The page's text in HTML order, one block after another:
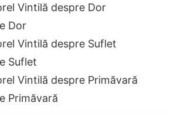
Vintilă despre Dor
Dor
Vintilă despre Suflet
Suflet
Vintilă despre Primăvară
Primăvară